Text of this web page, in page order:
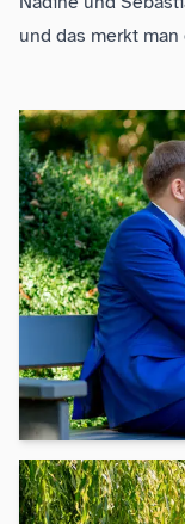
und das merkt